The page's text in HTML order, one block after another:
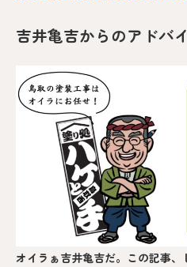
吉井亀吉からのアドバ
オイラぁ吉井亀吉だ。この記事